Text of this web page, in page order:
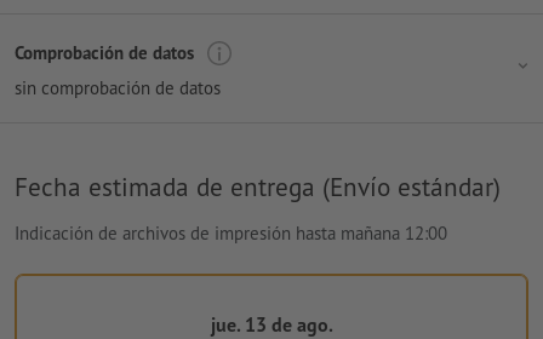
Comprobación de datos
sin comprobación de datos
Fecha estimada de entrega (Envío estándar)
Indicación de archivos de impresión hasta mañana 12:00
jue. 13 de ago.